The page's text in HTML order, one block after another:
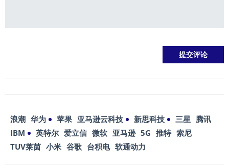
浪潮 华为 苹果 亚马逊云科技 新思科技 三星 腾讯
IBM
英特尔 爱立信 微软 亚马逊 5G 推特 索尼
TUV莱茵 小米 谷歌 台积电 软通动力